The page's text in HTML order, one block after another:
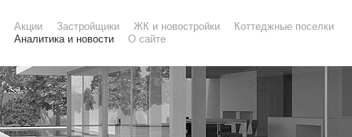
Акции Застройщики ЖК и новостройки
Коттеджные поселки
Аналитика и новости
О сайте